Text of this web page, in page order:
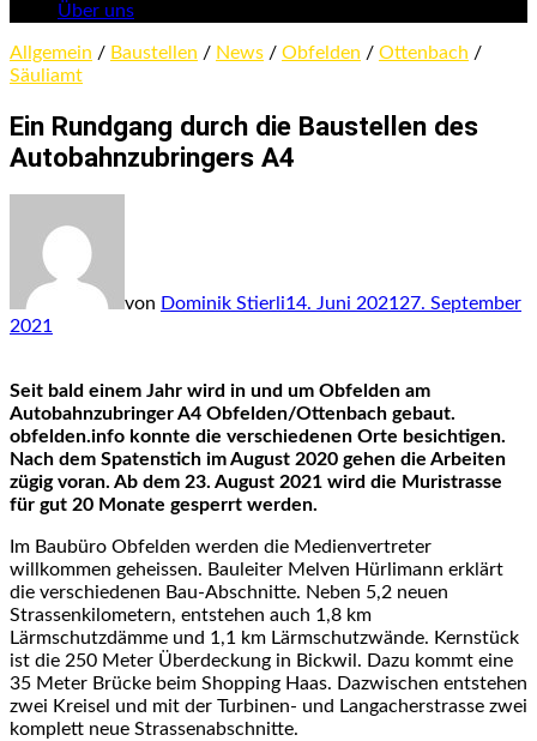
Über uns
Allgemein / Baustellen / News / Obfelden / Ottenbach /
Säuliamt
Ein Rundgang durch die Baustellen des
Autobahnzubringers A4
von Dominik Stierli14. Juni 2021 27. September
2021
Seit bald einem Jahr wird in und um Obfelden am
Autobahnzubringer A4 Obfelden/Ottenbach gebaut.
obfelden.info konnte die verschiedenen Orte besichtigen.
Nach dem Spatenstich im August 2020 gehen die Arbeiten
zügig voran. Ab dem 23. August 2021 wird die Muristrasse
für gut 20 Monate gesperrt werden.
Im Baubüro Obfelden werden die Medienvertreter
willkommen geheissen. Bauleiter Melven Hürlimann erklärt
die verschiedenen Bau-Abschnitte. Neben 5,2 neuen
Strassenkilometern, entstehen auch 1,8 km
Lärmschutzdämme und 1,1 km Lärmschutzwände. Kernstück
ist die 250 Meter Überdeckung in Bickwil. Dazu kommt eine
35 Meter Brücke beim Shopping Haas. Dazwischen entstehen
zwei Kreisel und mit der Turbinen- und Langacherstrasse zwei
komplett neue Strassenabschnitte.